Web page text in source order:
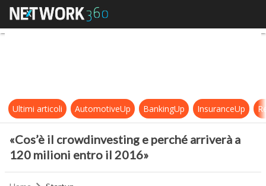
«Cos’è il crowdinvesting e
Ultimi articoli AutomotiveUp BankingUp InsuranceUp
«Cos’è il crowdinvesting e perché arriverà a
120 milioni entro il 2016»